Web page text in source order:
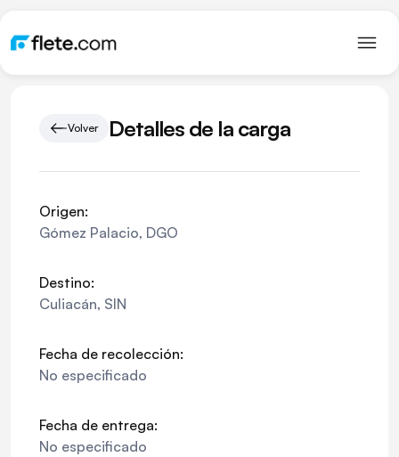
Volver Detalles de la carga
Origen:
Gómez Palacio, DGO
Destino:
Culiacán, SIN
Fecha de recolección:
No especificado
Fecha de entrega:
No especificado